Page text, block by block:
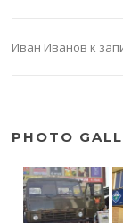
Иван Иванов к
PHOTO